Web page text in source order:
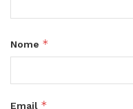
Nome *
Email *